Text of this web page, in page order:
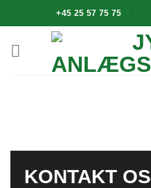
+45 25 57 75 75
KONTAKT OS